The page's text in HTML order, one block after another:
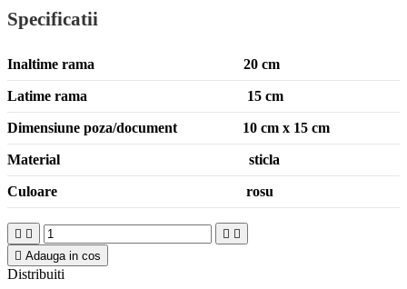
Specificatii
Inaltime rama 20 cm
Latime rama 15 cm
Dimensiune poza/document 10 cm x 15 cm
Material sticla
Culoare rosu
   
 Adauga in cos
Distribuiti